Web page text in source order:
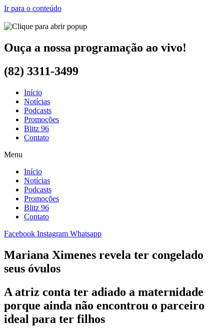
Ir para o conteúdo
Ouça a nossa programação ao vivo!
(82) 3311-3499
Início
Notícias
Podcasts
Promoções
Blitz 96
Contato
Menu
Início
Notícias
Podcasts
Promoções
Blitz 96
Contato
Facebook Instagram Whatsapp
Mariana Ximenes revela ter congelado
seus óvulos
A atriz conta ter adiado a maternidade
porque ainda não encontrou o parceiro
ideal para ter filhos